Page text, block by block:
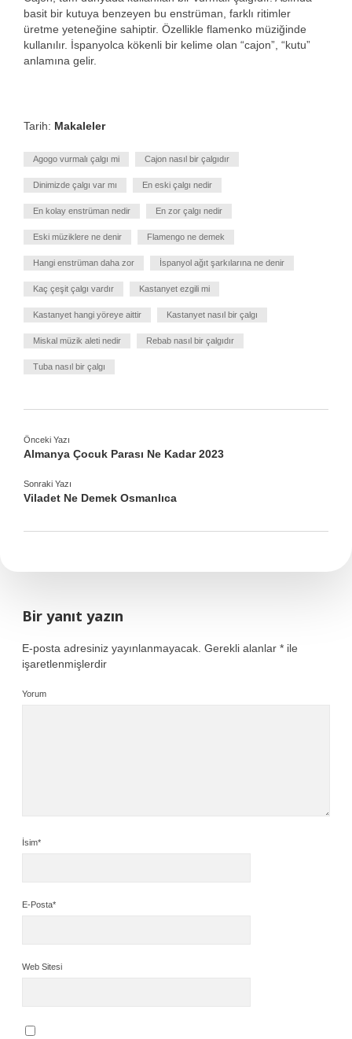
basit bir kutuya benzeyen bu enstrüman, farklı ritimler
üretme yeteneğine sahiptir. Özellikle flamenko müziğinde
kullanılır. İspanyolca kökenli bir kelime olan “cajon”, “kutu”
anlamına gelir.
Tarih: Makaleler
Agogo vurmalı çalgı mi Cajon nasıl bir çalgıdır
Dinimizde çalgı var mı En eski çalgı nedir
En kolay enstrüman nedir En zor çalgı nedir
Eski müziklere ne denir Flamengo ne demek
Hangi enstrüman daha zor İspanyol ağıt şarkılarına ne denir
Kaç çeşit çalgı vardır Kastanyet ezgili mi
Kastanyet hangi yöreye aittir Kastanyet nasıl bir çalgı
Miskal müzik aleti nedir Rebab nasıl bir çalgıdır
Tuba nasıl bir çalgı
Önceki Yazı
Almanya Çocuk Parası Ne Kadar 2023
Sonraki Yazı
Viladet Ne Demek Osmanlıca
Bir yanıt yazın
E-posta adresiniz yayınlanmayacak. Gerekli alanlar * ile
işaretlenmişlerdir
Yorum
İsim*
E-Posta*
Web Sitesi